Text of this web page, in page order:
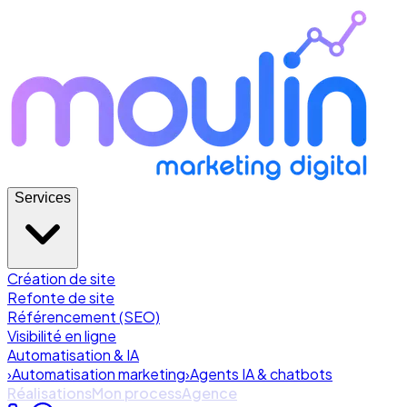
Services
Création de site
Refonte de site
Référencement (SEO)
Visibilité en ligne
Automatisation & IA
›Automatisation marketing›Agents IA & chatbots
RéalisationsMon processAgence